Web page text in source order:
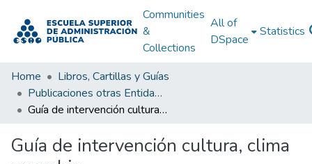
Communities
&
Collections
All of
DSpace
Statistics
Home
Libros, Cartillas y Guías
Publicaciones otras Entidades Estatales
Guía de intervención cultura, clima y cambio
Guía de intervención cultura, clima